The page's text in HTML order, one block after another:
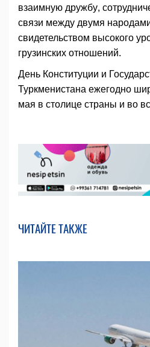
взаимную дружбу,
связи между двумя
свидетельством высокого
грузинских отношений.
День Конституции и
Туркменистана ежегодно
мая в столице страны и во
ЧИТАЙТЕ ТАКЖЕ